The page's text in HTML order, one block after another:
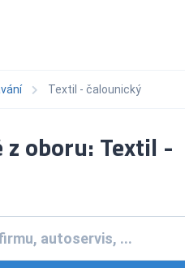
Textil - čalounický
z oboru: Textil -